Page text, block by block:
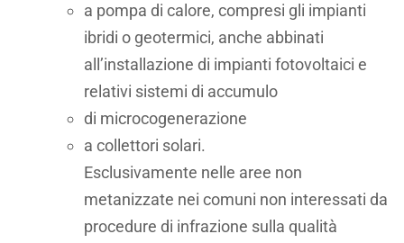
a pompa di calore, compresi gli impianti
ibridi o geotermici, anche abbinati
all’installazione di impianti fotovoltaici e
relativi sistemi di accumulo
di microcogenerazione
a collettori solari.
Esclusivamente nelle aree non
metanizzate nei comuni non interessati da
procedure di infrazione sulla qualità